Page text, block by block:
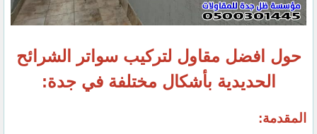
حول افضل مقاول لتركيب سواتر الشرائح
الحديدية بأشكال مختلفة في جدة:
المقدمة: